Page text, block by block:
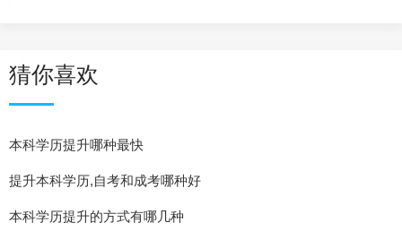
猜你喜欢
本科学历提升哪种最快
提升本科学历,自考和成考哪种好
本科学历提升的方式有哪几种